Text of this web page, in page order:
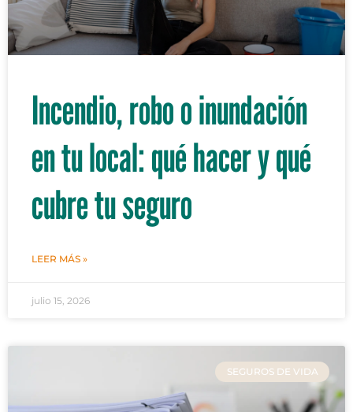
Incendio, robo o inundación
en tu local: qué hacer y qué
cubre tu seguro
LEER MÁS »
julio 15, 2026
SEGUROS DE VIDA